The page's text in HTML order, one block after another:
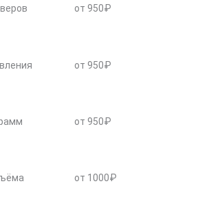
от 950₽
от 950₽
от 950₽
от 1000₽